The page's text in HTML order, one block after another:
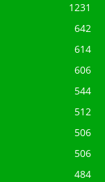
1231
642
614
606
544
512
506
506
484